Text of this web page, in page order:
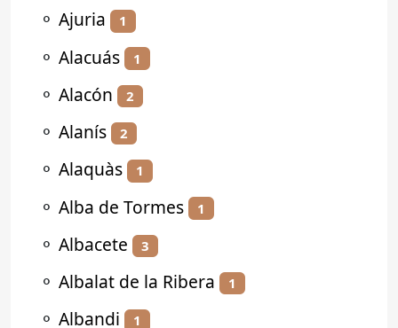
⚬ Ajuria 1
⚬ Alacuás 1
⚬ Alacón 2
⚬ Alanís 2
⚬ Alaquàs 1
⚬ Alba de Tormes 1
⚬ Albacete 3
⚬ Albalat de la Ribera 1
⚬ Albandi 1